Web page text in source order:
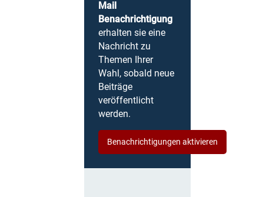
Mail
Benachrichtigung
erhalten sie eine
Nachricht zu
Themen Ihrer
Wahl, sobald neue
Beiträge
veröffentlicht
werden.
Benachrichtigungen aktivieren